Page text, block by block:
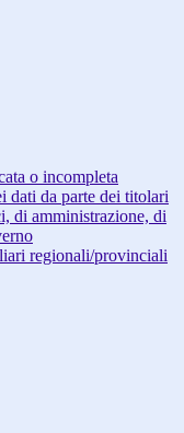
o incompleta
dati da parte dei titolari
di amministrazione, di
regionali/provinciali